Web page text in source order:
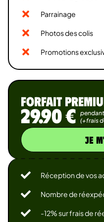
Parrainage
Photos des colis
Promotions
FORFAIT
29.90 € pendant
(+frais
JE
Réception de vos
Nombre de
-12% sur frais de